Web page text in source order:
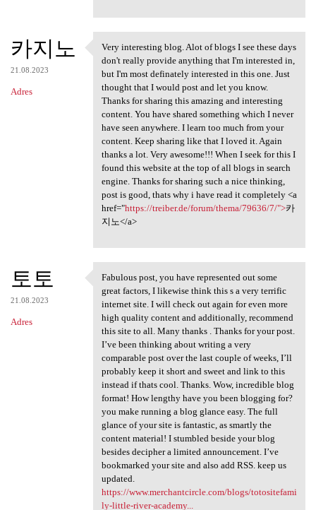
카지노
21.08.2023
Adres
Very interesting blog. Alot
Very interesting blog. Alot of blogs I see these days
don't really provide anything that I'm interested in,
but I'm most definately interested in this one. Just
thought that I would post and let you know.
Thanks for sharing this amazing and interesting
content. You have shared something which I never
have seen anywhere. I learn too much from your
content. Keep sharing like that I loved it. Again
thanks a lot. Very awesome!!! When I seek for this I
found this website at the top of all blogs in search
engine. Thanks for sharing such a nice thinking,
post is good, thats why i have read it completely <a
href="https://treiber.de/forum/thema/79636/7/">카
지노</a>
토토
21.08.2023
Adres
Fabulous post, you have
Fabulous post, you have represented out some
great factors, I likewise think this s a very terrific
internet site. I will check out again for even more
high quality content and additionally, recommend
this site to all. Many thanks . Thanks for your post.
I’ve been thinking about writing a very
comparable post over the last couple of weeks, I’ll
probably keep it short and sweet and link to this
instead if thats cool. Thanks. Wow, incredible blog
format! How lengthy have you been blogging for?
you make running a blog glance easy. The full
glance of your site is fantastic, as smartly the
content material! I stumbled beside your blog
besides decipher a limited announcement. I’ve
bookmarked your site and also add RSS. keep us
updated.
https://www.merchantcircle.com/blogs/totositefami
ly-little-river-academy...